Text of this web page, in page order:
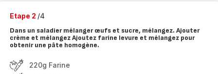
Etape 2 /4
Dans un saladier mélanger œufs et sucre, mélangez. Ajouter
crème et mélangez Ajoutez farine levure et mélangez pour
obtenir une pâte homogène.
220g Farine